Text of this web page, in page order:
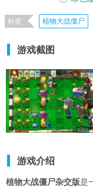
标签 植物大战僵尸
游戏截图
游戏介绍
植物大战僵尸杂交版是